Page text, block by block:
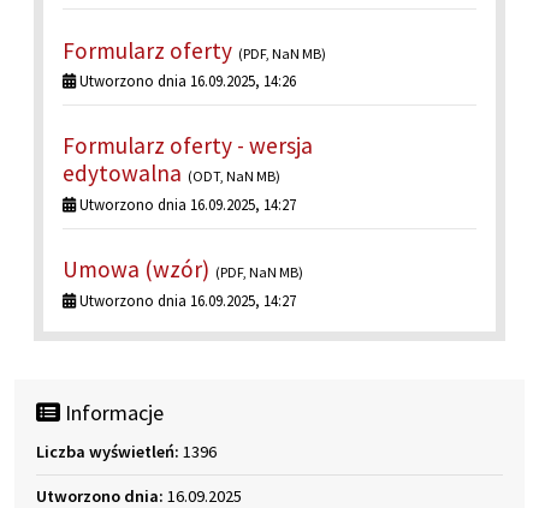
Formularz oferty (PDF, NaN MB)
Utworzono dnia 16.09.2025, 14:26
Formularz oferty - wersja
edytowalna (ODT, NaN MB)
Utworzono dnia 16.09.2025, 14:27
Umowa (wzór) (PDF, NaN MB)
Utworzono dnia 16.09.2025, 14:27
Informacje
Liczba wyświetleń: 1396
Utworzono dnia: 16.09.2025